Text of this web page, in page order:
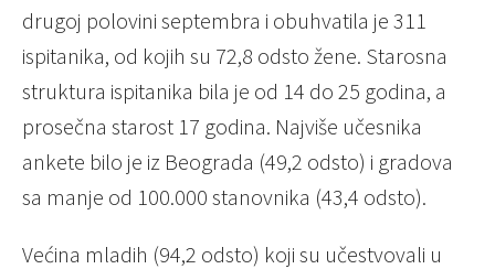
drugoj polovini septembra i obuhvatila je 311
ispitanika, od kojih su 72,8 odsto žene. Starosna
struktura ispitanika bila je od 14 do 25 godina, a
prosečna starost 17 godina. Najviše učesnika
ankete bilo je iz Beograda (49,2 odsto) i gradova
sa manje od 100.000 stanovnika (43,4 odsto).
Većina mladih (94,2 odsto) koji su učestvovali u